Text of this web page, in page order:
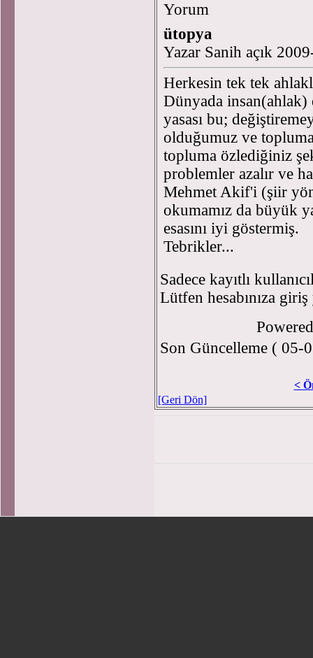
Yorum
ütopya
Yazar Sanih açık
Herkesin tek tek
Dünyada insan(ahlak)
yasası bu;
olduğumuz ve
topluma özlediğiniz
problemler azalır ve
Mehmet Akif'i (şiir
okumamız da büyük
esasını iyi göstermiş.
Tebrikler...
Sadece kayıtlı
Lütfen hesabınıza
Son Güncelleme ( 05-
<
[Geri Dön]